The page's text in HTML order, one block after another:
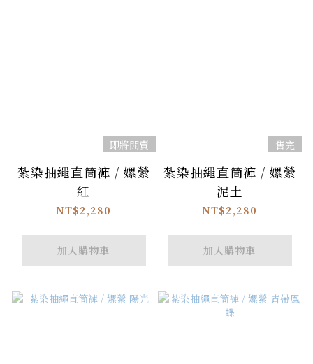
即將開賣
紮染抽繩直筒褲 / 嫘縈
紅
NT$2,280
加入購物車
售完
紮染抽繩直筒褲 / 嫘縈
泥土
NT$2,280
加入購物車